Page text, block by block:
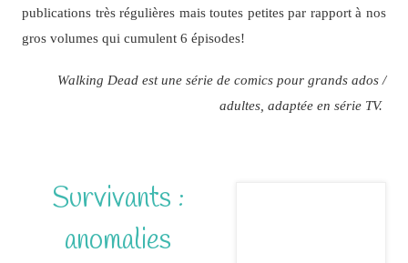
publications très régulières mais toutes petites par rapport à nos
gros volumes qui cumulent 6 épisodes!
Walking Dead est une série de comics pour grands ados /
adultes, adaptée en série TV.
Survivants :
anomalies